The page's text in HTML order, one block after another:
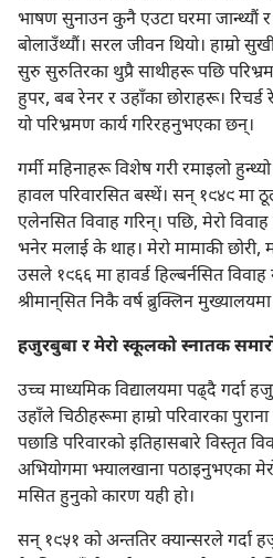
भाषण सुनाउन कुनै एउटा घरमा जान्थ्यौं
बोलाउँथ्यौं। सरल जीवन थियो। हाम्रो सुखी
सुरु सुरुतिरका थुप्रै साथीहरू पछि
हुपर, बब रेनर र उहाँका छोराहरू।
यो परिभ्रमण कार्य गरिरहनुभएका छन्‌।
गर्मी महिनाहरू विशेष गरी रमाइलो
हावल परिवारसित बस्थें। सन्‌ १९४९ मा
एलेनसित विवाह गरिन्‌। पछि, मेरो
भनेर मलाई के थाह। मेरो मामाकी छोरी,
उसले १९६६ मा हावर्ड हिल्बर्नसित
श्रीमान्‌सित निकै वर्ष ब्रुक्लिन
हजुरबुबा र मेरो स्कूलको स्नातक
उच्च माध्यमिक विद्यालयमा पढ्‌दै गर्दा
उहाँले चिठीहरूमा हाम्रो परिवारका
पछाडि परिवारको इतिहासबारे विस्तृत
अभियोगमा झ्यालखाना पठाइनुभएका
मसित हुनुको कारण यही हो।
सन्‌ १९५१ को अन्ततिर क्यान्सरले गर्दा